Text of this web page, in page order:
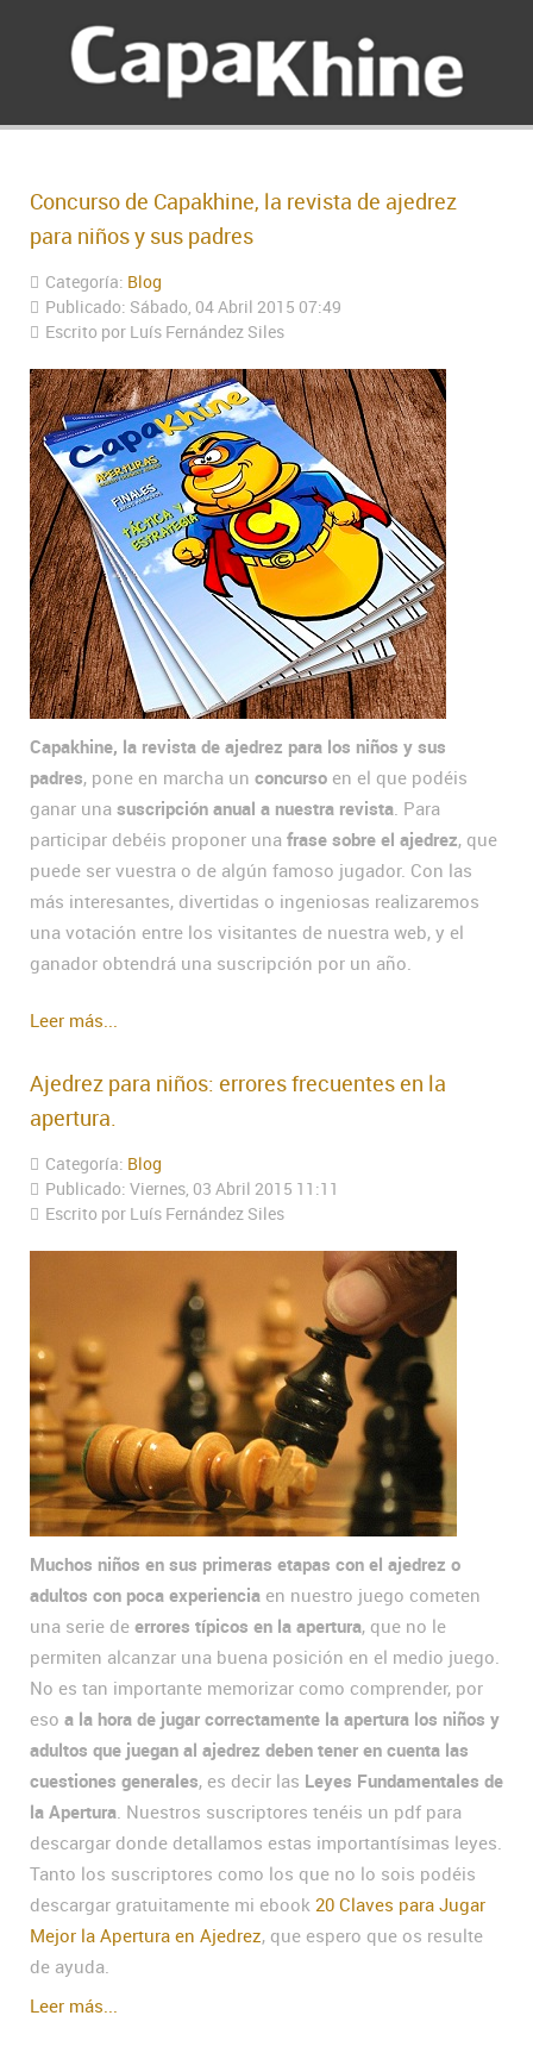
Concurso de Capakhine, la revista de ajedrez
para niños y sus padres
Categoría: Blog
Publicado: Sábado, 04 Abril 2015 07:49
Escrito por Luís Fernández Siles
Capakhine, la revista de ajedrez para los niños y sus
padres, pone en marcha un concurso en el que podéis
ganar una suscripción anual a nuestra revista . Para
participar debéis proponer una frase sobre el ajedrez, que
puede ser vuestra o de algún famoso jugador. Con las
más interesantes, divertidas o ingeniosas realizaremos
una votación entre los visitantes de nuestra web, y el
ganador obtendrá una suscripción por un año.
Leer más...
Ajedrez para niños: errores frecuentes en la
apertura.
Categoría: Blog
Publicado: Viernes, 03 Abril 2015 11:11
Escrito por Luís Fernández Siles
Muchos niños en sus primeras etapas con el ajedrez o
adultos con poca experiencia en nuestro juego cometen
una serie de errores típicos en la apertura, que no le
permiten alcanzar una buena posición en el medio juego.
No es tan importante memorizar como comprender, por
eso a la hora de jugar correctamente la apertura los niños y
adultos que juegan al ajedrez deben tener en cuenta las
cuestiones generales, es decir las Leyes Fundamentales de
la Apertura . Nuestros suscriptores tenéis un pdf para
descargar donde detallamos estas importantísimas leyes.
Tanto los suscriptores como los que no lo sois podéis
descargar gratuitamente mi ebook 20 Claves para Jugar
Mejor la Apertura en Ajedrez, que espero que os resulte
de ayuda.
Leer más...